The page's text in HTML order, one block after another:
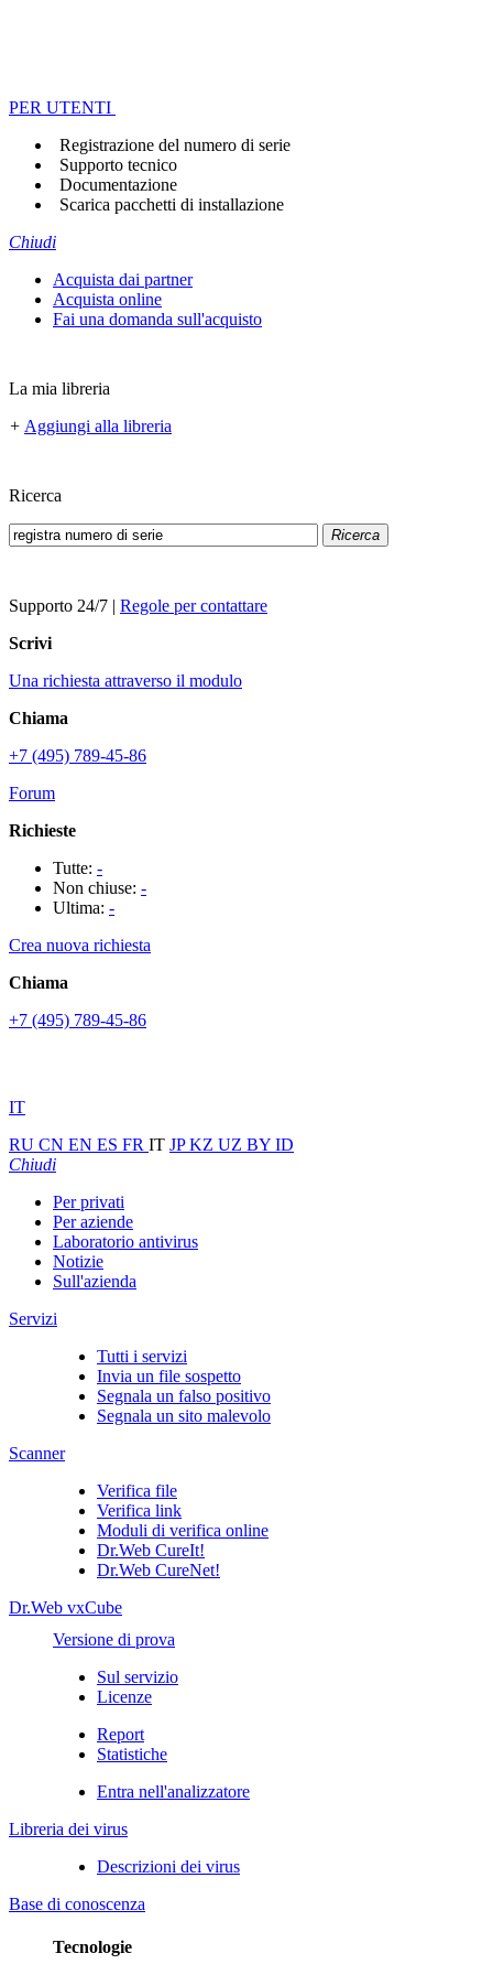
PER UTENTI
Registrazione del numero di serie
Supporto tecnico
Documentazione
Scarica pacchetti di installazione
Chiudi
Acquista dai partner
Acquista online
Fai una domanda sull'acquisto
La mia libreria
+ Aggiungi alla libreria
Ricerca
Ricerca
Supporto 24/7 | Regole per contattare
Scrivi
Una richiesta attraverso il modulo
Chiama
+7 (495) 789-45-86
Forum
Richieste
Tutte: -
Non chiuse: -
Ultima: -
Crea nuova richiesta
Chiama
+7 (495) 789-45-86
IT
RU CN EN ES FR IT JPKZ UZ BY ID
Chiudi
Per privati
Per aziende
Laboratorio antivirus
Notizie
Sull'azienda
Servizi
Tutti i servizi
Invia un file sospetto
Segnala un falso positivo
Segnala un sito malevolo
Scanner
Verifica file
Verifica link
Moduli di verifica online
Dr.Web CureIt!
Dr.Web CureNet!
Dr.Web vxCube
Versione di prova
Sul servizio
Licenze
Report
Statistiche
Entra nell'analizzatore
Libreria dei virus
Descrizioni dei virus
Base di conoscenza
Tecnologie